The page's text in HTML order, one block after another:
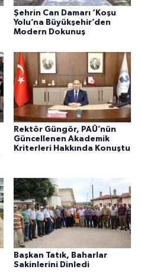
Şehrin Can Damarı ‘Koşu
Yolu’na Büyükşehir’den
Modern Dokunuş
Rektör Güngör, PAÜ’nün
Güncellenen Akademik
Kriterleri Hakkında Konuştu
Başkan Tatık, Baharlar
Sakinlerini Dinledi